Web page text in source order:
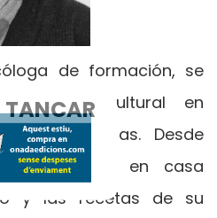
de formación, se
gestión cultural en
y artísticas. Desde
cocinar en casa
y las recetas de su
TANCAR